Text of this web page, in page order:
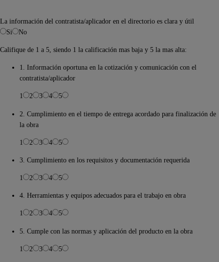
La información del contratista/aplicador en el directorio es clara y útil
Si
No
Califique de 1 a 5, siendo 1 la calificación mas baja y 5 la mas alta:
1. Información oportuna en la cotización y comunicación con el
contratista/aplicador
1 2 3 4 5
2. Cumplimiento en el tiempo de entrega acordado para finalización de
la obra
1 2 3 4 5
3. Cumplimiento en los requisitos y documentación requerida
1 2 3 4 5
4. Herramientas y equipos adecuados para el trabajo en obra
1 2 3 4 5
5. Cumple con las normas y aplicación del producto en la obra
1 2 3 4 5